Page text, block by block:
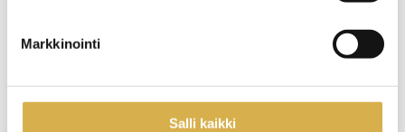
Markkinointi
Salli kaikki
Isännöintityön koulutusohjelma |
isännöitsijätaitojasi